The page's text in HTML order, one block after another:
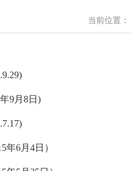
当前位置：
9月8日)
年6月4日）